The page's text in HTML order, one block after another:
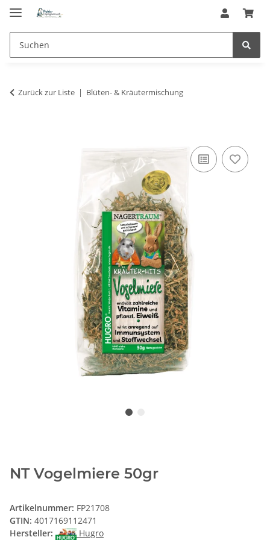
Zurück zur Liste Blüten- & Kräutermischung
NT Vogelmiere 50gr
Artikelnummer: FP21708
GTIN: 4017169112471
Hersteller:
Hugro